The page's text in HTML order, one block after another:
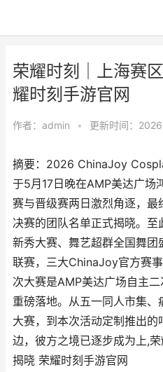
荣耀时刻｜上海赛
耀时刻手游官网
作者： admin • 更新时间：
摘要：2026 ChinaJoy
于5月17日晚在AMP美达广场
赛与晋级赛两日激烈角逐，
决赛的团队名单正式揭晓。
新秀大赛、舞艺超群全国舞
联赛，三大ChinaJoy官方赛
次大赛是AMP美达广场自主
重磅落地。从五一同人市集
大赛，到本次活动定制推出的
边，彼方之境已逐步成为上,
揭晓 荣耀时刻手游官网